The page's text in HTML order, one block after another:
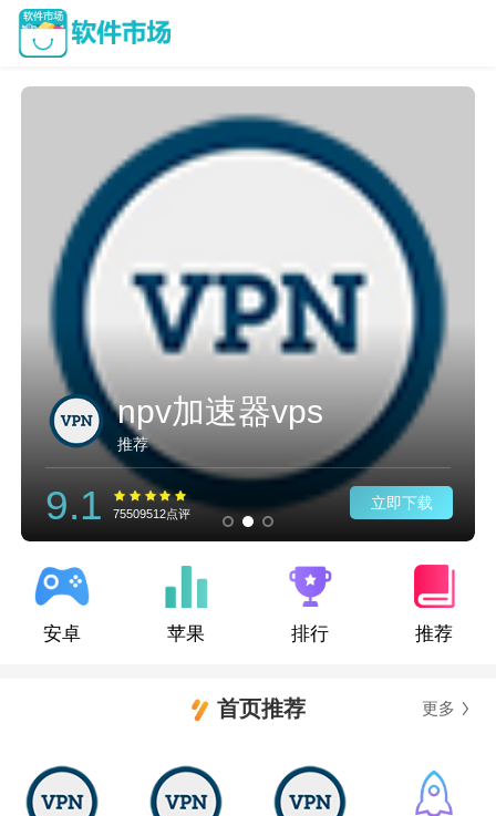
npv加速器vps
推荐
9.1 75509512点评
立即下载
安卓 苹果 排行 推荐
首页推荐 更多